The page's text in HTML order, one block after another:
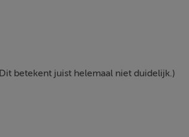
betekent juist helemaal niet duidelijk.)